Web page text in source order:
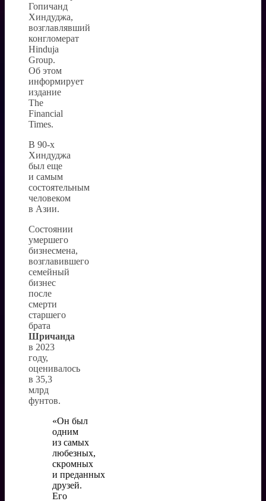
Гопичанд
Хиндуджа,
возглавлявший
конгломерат
Hinduja
Group.
Об этом
информирует
издание
The
Financial
Times.
В 90-х
Хиндуджа
был еще
и самым
состоятельным
человеком
в Азии.
Состоянии
умершего
бизнесмена,
возглавившего
семейный
бизнес
после
смерти
старшего
брата
Шричанда
в 2023
году,
оценивалось
в 35,3
млрд
фунтов.
«Он был
одним
из самых
любезных,
скромных
и преданных
друзей.
Его